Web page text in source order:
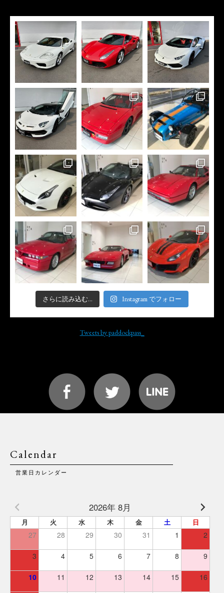
さらに読み込む... Instagram でフォロー
Tweets by paddockpass_
Calendar
営業日カレンダー
2026年 8月
月 火 水 木 金 土 日
27 28 29 30 31 1 2
3 4 5 6 7 8 9
10 11 12 13 14 15 16